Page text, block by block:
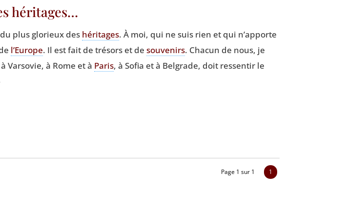
héritages…
plus glo­rieux des héri­tages. À moi, qui ne suis rien et qui n’apporte
l’Europe. Il est fait de tré­sors et desou­ve­nirs. Cha­cun de nous, je
Var­so­vie, à Rome et à Paris, à Sofia et à Bel­grade, doit res­sen­tir le
Page 1 sur 1 1